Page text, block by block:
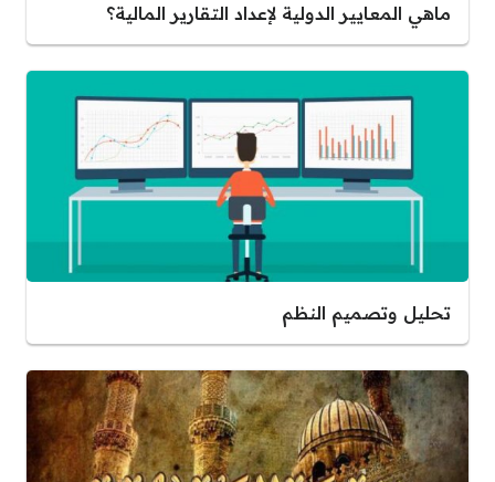
ماهي المعايير الدولية لإعداد التقارير المالية؟
تحليل وتصميم النظم